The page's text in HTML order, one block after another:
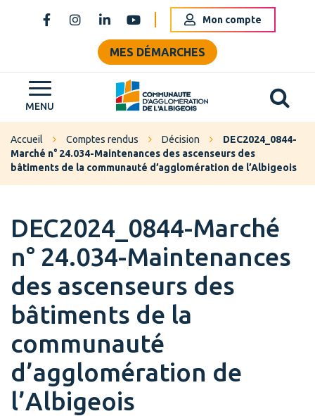
Lien vers le compte Facebook
Lien vers le compte Instagram
Lien vers le compte Linkedin
Lien vers la chaîne Youtube
Mon compte
MES DÉMARCHES
MENU Grand Albigeois
Accueil Comptes rendus Décision
DEC2024_0844-
Marché n° 24.034-Maintenances des ascenseurs des
bâtiments de la communauté d’agglomération de l’Albigeois
DEC2024_0844-Marché
n° 24.034-Maintenances
des ascenseurs des
bâtiments de la
communauté
d’agglomération de
l’Albigeois